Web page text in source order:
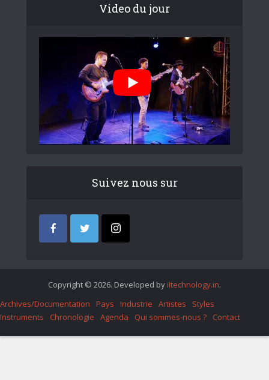
Video du jour
Suivez nous sur
Copyright © 2026. Developed by iItechnology.in.
Archives/Documentation
Pays Industrie Artistes
Styles
Instruments
Chronologie Agenda Qui sommes-nous ? Contact